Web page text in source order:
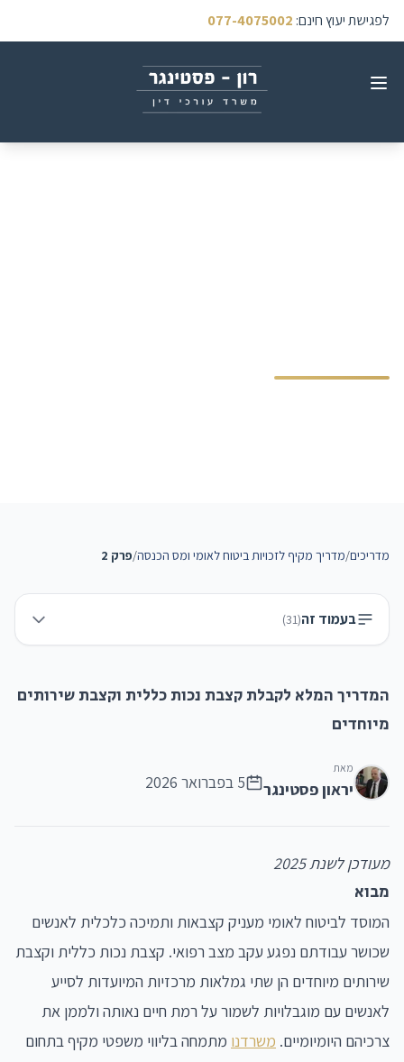
לפגישת יעוץ חינם:
077-4075002
מדריכים/מדריך מקיף לזכויות ביטוח לאומי ומס הכנסה/פרק 2
בעמוד זה(
31
)
המדריך המלא לקבלת קצבת נכות כללית וקצבת שירותים
מיוחדים
מאת
יראון פסטינגר 5 בפברואר 2026
מעודכן לשנת 2025
מבוא
המוסד לביטוח לאומי מעניק קצבאות ותמיכה כלכלית לאנשים
שכושר עבודתם נפגע עקב מצב רפואי. קצבת נכות כללית וקצבת
שירותים מיוחדים הן שתי גמלאות מרכזיות המיועדות לסייע
לאנשים עם מוגבלויות לשמור על רמת חיים נאותה ולממן את
צרכיהם היומיומיים. משרדנו מתמחה בליווי משפטי מקיף בתחום